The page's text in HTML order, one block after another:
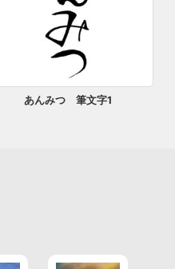
あんみつ 筆文字1